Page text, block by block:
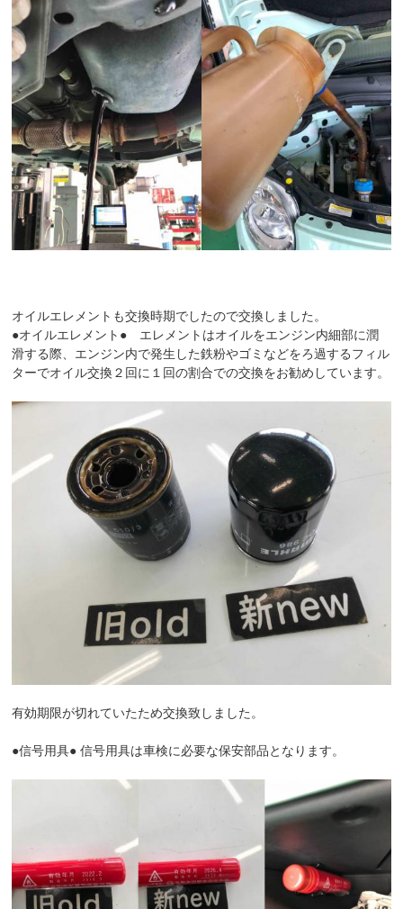
オイルエレメントも交換時期でしたので交換しました。
●オイルエレメント● エレメントはオイルをエンジン内細部に潤
滑する際、エンジン内で発生した鉄粉やゴミなどをろ過するフィル
ターでオイル交換２回に１回の割合での交換をお勧めしています。
有効期限が切れていたため交換致しました。
●信号用具● 信号用具は車検に必要な保安部品となります。